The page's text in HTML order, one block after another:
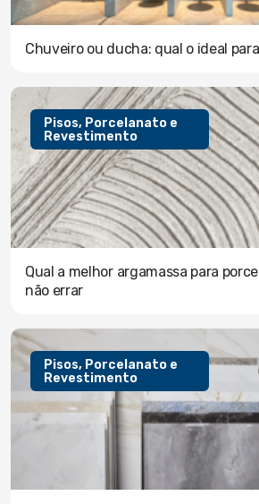
Chuveiro ou ducha: qual o ideal
Pisos, Porcelanato e
Revestimento
Qual a melhor argamassa para
não errar
Pisos, Porcelanato e
Revestimento